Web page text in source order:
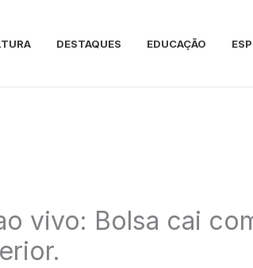
DESTAQUES EDUCAÇÃO
vivo: Bolsa cai